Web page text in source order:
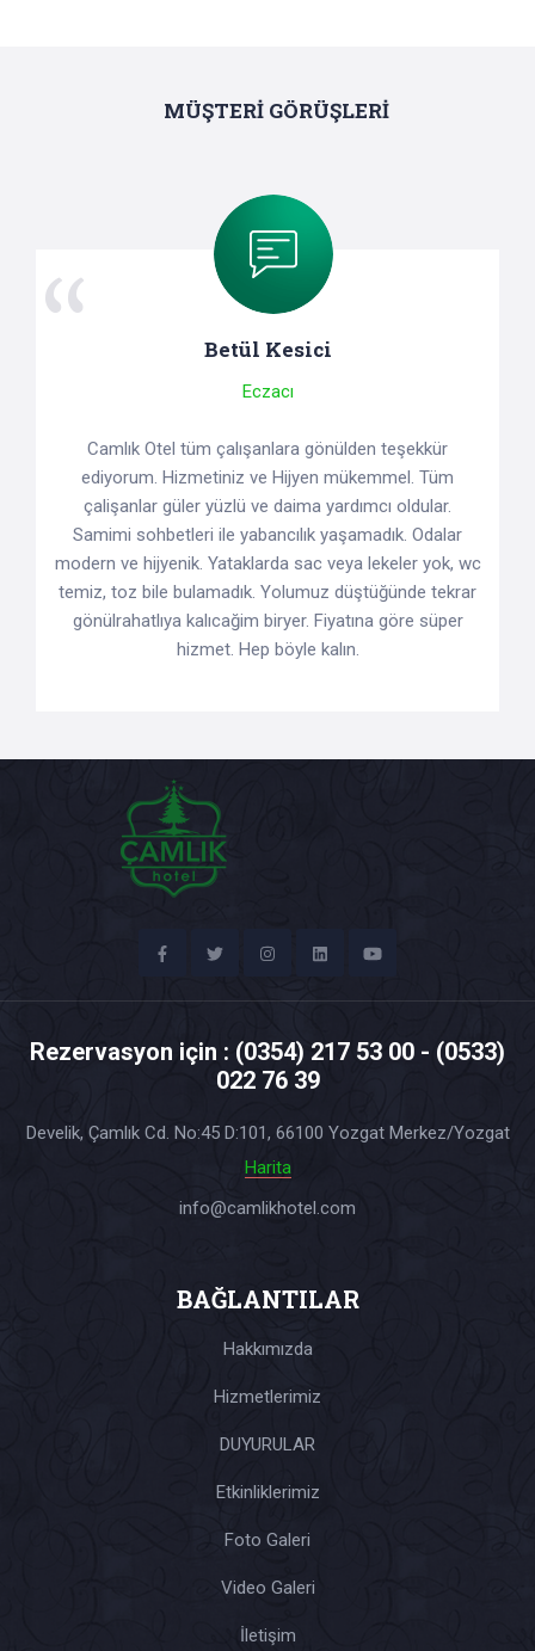
MÜŞTERİ GÖRÜŞLERİ
Betül Kesici
Eczacı
Camlık Otel tüm çalışanlara gönülden teşekkür
ediyorum. Hizmetiniz ve Hijyen mükemmel. Tüm
çalişanlar güler yüzlü ve daima yardımcı oldular.
Samimi sohbetleri ile yabancılık yaşamadık. Odalar
modern ve hijyenik. Yataklarda sac veya lekeler yok, wc
temiz, toz bile bulamadık. Yolumuz düştüğünde tekrar
gönülrahatlıya kalıcağim biryer. Fiyatına göre süper
hizmet. Hep böyle kalın.
Rezervasyon için : (0354) 217 53 00 - (0533)
022 76 39
Develik, Çamlık Cd. No:45 D:101, 66100 Yozgat Merkez/Yozgat
Harita
info@camlikhotel.com
BAĞLANTILAR
Hakkımızda
Hizmetlerimiz
DUYURULAR
Etkinliklerimiz
Foto Galeri
Video Galeri
İletişim